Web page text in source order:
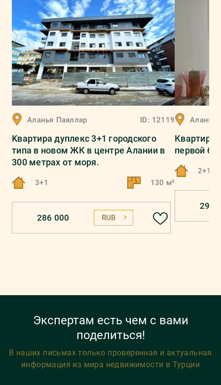
Аланья Паяллар ID: 12119
Kвартирa дуплекс 3+1 городского
типа в новом ЖК в центре Алании в
300 метрах от моря.
3+1 130 м²
286 000 RUB
Аланья
Квартира
первой
2+1
291
Экспертам есть чем с вами
поделиться!
В наших письмах только проверенная и актуальная
информация из мира недвижимости в Турции